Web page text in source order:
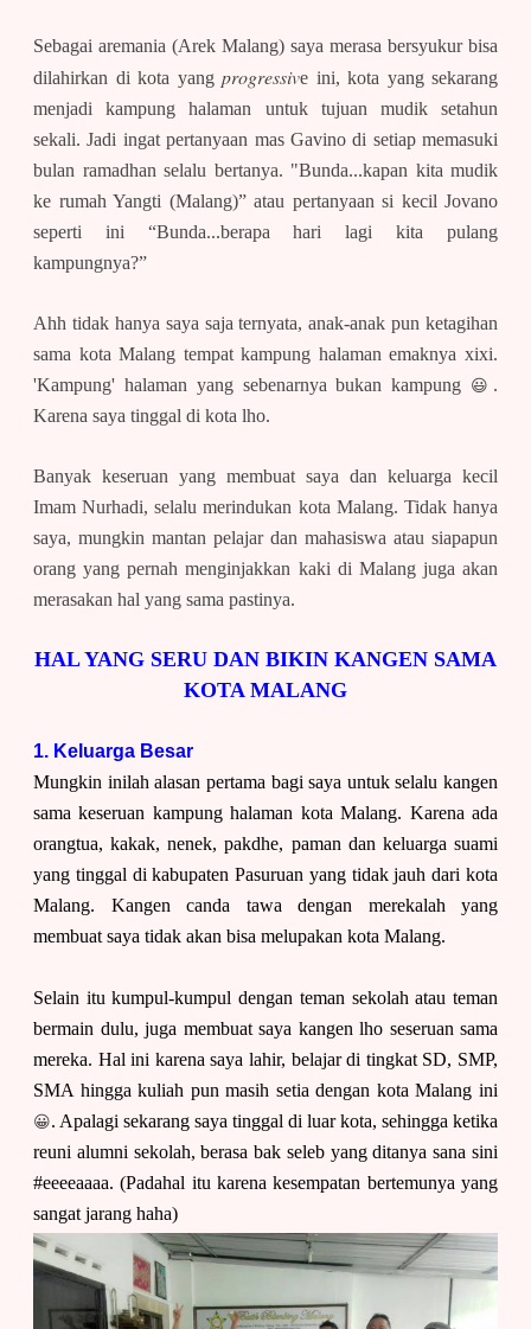
Sebagai aremania (Arek Malang) saya merasa bersyukur bisa
dilahirkan di kota yang progressive ini, kota yang sekarang
menjadi kampung halaman untuk tujuan mudik setahun
sekali. Jadi ingat pertanyaan mas Gavino di setiap memasuki
bulan ramadhan selalu bertanya. "Bunda...kapan kita mudik
ke rumah Yangti (Malang)” atau pertanyaan si kecil Jovano
seperti ini “Bunda...berapa hari lagi kita pulang
kampungnya?”
Ahh tidak hanya saya saja ternyata, anak-anak pun ketagihan
sama kota Malang tempat kampung halaman emaknya xixi.
'Kampung' halaman yang sebenarnya bukan kampung 😃 .
Karena saya tinggal di kota lho.
Banyak keseruan yang membuat saya dan keluarga kecil
Imam Nurhadi, selalu merindukan kota Malang. Tidak hanya
saya, mungkin mantan pelajar dan mahasiswa atau siapapun
orang yang pernah menginjakkan kaki di Malang juga akan
merasakan hal yang sama pastinya.
HAL YANG SERU DAN BIKIN KANGEN SAMA
KOTA MALANG
1. Keluarga Besar
Mungkin inilah alasan pertama bagi saya untuk selalu kangen
sama keseruan kampung halaman kota Malang. Karena ada
orangtua, kakak, nenek, pakdhe, paman dan keluarga suami
yang tinggal di kabupaten Pasuruan yang tidak jauh dari kota
Malang. Kangen canda tawa dengan merekalah yang
membuat saya tidak akan bisa melupakan kota Malang.
Selain itu kumpul-kumpul dengan teman sekolah atau teman
bermain dulu, juga membuat saya kangen lho seseruan sama
mereka. Hal ini karena saya lahir, belajar di tingkat SD, SMP,
SMA hingga kuliah pun masih setia dengan kota Malang ini
😀. Apalagi sekarang saya tinggal di luar kota, sehingga ketika
reuni alumni sekolah, berasa bak seleb yang ditanya sana sini
#eeeeaaaa. (Padahal itu karena kesempatan bertemunya yang
sangat jarang haha)